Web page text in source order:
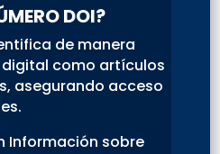
DOI?
de manera
como artículos
asegurando acceso
Información sobre